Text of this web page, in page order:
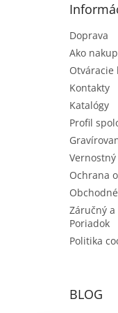
Doprava
Ako
Otváracie
Kontakty
Katalógy
Profil
Ochrana
Záručný a
Poriadok
Politika
BLOG